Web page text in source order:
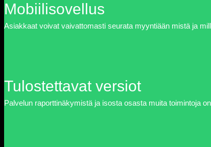
Mobiilisovellus
Asiakkaat voivat vaivattomasti seurata myyntiään mistä ja
Tulostettavat versiot
Palvelun raporttinäkymistä ja isosta osasta muita toimintoja